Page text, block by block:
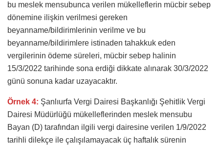
bu meslek mensubunca verilen mükelleflerin mücbir sebep
dönemine ilişkin verilmesi gereken
beyanname/bildirimlerinin verilme ve bu
beyanname/bildirimlere istinaden tahakkuk eden
vergilerinin ödeme süreleri, mücbir sebep halinin
15/3/2022 tarihinde sona erdiği dikkate alınarak 30/3/2022
günü sonuna kadar uzayacaktır.
Örnek 4: Şanlıurfa Vergi Dairesi Başkanlığı Şehitlik Vergi
Dairesi Müdürlüğü mükelleflerinden meslek mensubu
Bayan (D) tarafından ilgili vergi dairesine verilen 1/9/2022
tarihli dilekçe ile çalışılamayacak üç haftalık sürenin